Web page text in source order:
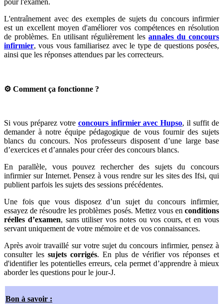
pour l'examen.
L'entraînement avec des exemples de sujets du concours infirmier
est un excellent moyen d'améliorer vos compétences en résolution
de problèmes. En utilisant régulièrement les annales du concours
infirmier, vous vous familiarisez avec le type de questions posées,
ainsi que les réponses attendues par les correcteurs.
⚙️ Comment ça fonctionne ?
Si vous préparez votre concours infirmier avec Hupso, il suffit de
demander à notre équipe pédagogique de vous fournir des sujets
blancs du concours. Nos professeurs disposent d’une large base
d’exercices et d’annales pour créer des concours blancs.
En parallèle, vous pouvez rechercher des sujets du concours
infirmier sur Internet. Pensez à vous rendre sur les sites des Ifsi, qui
publient parfois les sujets des sessions précédentes.
Une fois que vous disposez d’un sujet du concours infirmier,
essayez de résoudre les problèmes posés. Mettez vous en conditions
réelles d’examen, sans utiliser vos notes ou vos cours, et en vous
servant uniquement de votre mémoire et de vos connaissances.
Après avoir travaillé sur votre sujet du concours infirmier, pensez à
consulter les sujets corrigés. En plus de vérifier vos réponses et
d'identifier les potentielles erreurs, cela permet d’apprendre à mieux
aborder les questions pour le jour-J.
Bon à savoir :